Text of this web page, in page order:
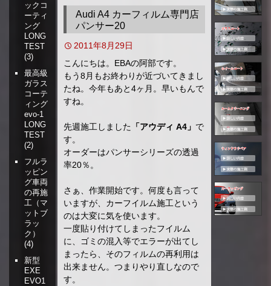
Audi A4 カーフィルム専門店
パンサー20
2011年8月29日
こんにちは。EBAの阿部です。
もう8月もお終わりが近づいてきまし
たね。今年もあと4ヶ月。早いもんで
すね。
先週施工しました 「アウディ A4」 で
す。
オーダーはパンサーシリーズの透過
率20％。
さぁ、作業開始です。何度も言って
いますが、カーフイルム施工という
のは大変に気を使います。
一度貼り付けてしまったフイルム
に、ゴミの混入等でエラーが出てし
まったら、そのフィルムの再利用は
出来ません。つまりやり直しなので
す。
ックコ
ーティ
ング
LONG
TEST
(3)
最高級
ガラス
コーテ
ィング
evo-1
LONG
TEST
(2)
フルラ
ッピン
グ車両
の再施
工（マ
ットブ
ラッ
ク）
(4)
新型
EXE
EVO1